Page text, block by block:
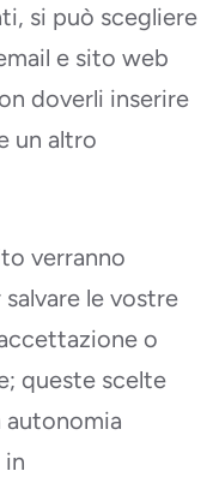
si può scegliere
e sito web
doverli inserire
un altro
verranno
le vostre
o
queste scelte
autonomia
in